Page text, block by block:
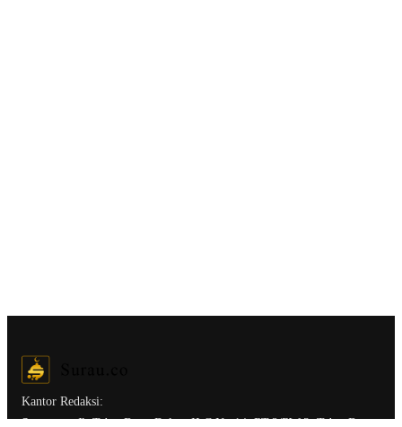
Kantor Redaksi:
Surau.co.Jl. Tebet Barat Dalam II C No.14, RT.2/RW.3, Tebet Bar.,